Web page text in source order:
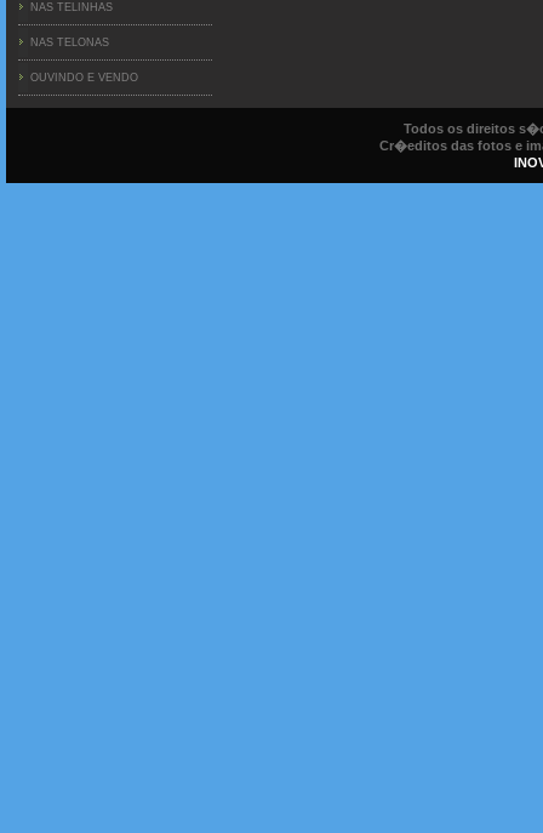
NAS TELINHAS
NAS TELONAS
OUVINDO E VENDO
Todos os direitos
Cr�editos das fotos e